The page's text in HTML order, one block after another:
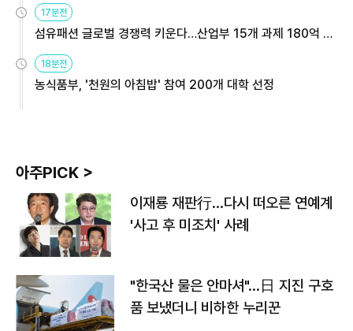
17분전
섬유패션 글로벌 경쟁력 키운다…산업부 15개 과제 180억 지
18분전
농식품부, '천원의 아침밥' 참여 200개 대학 선정
아주PICK >
이재룡 재판行…다시 떠오른 연예계
'사고 후 미조치' 사례
"한국산 물은 안마셔"…日 지진 구호
품 보냈더니 비하한 누리꾼